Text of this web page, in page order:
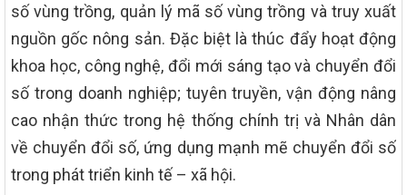
số vùng trồng, quản lý mã số vùng trồng và truy xuất
nguồn gốc nông sản. Đặc biệt là thúc đẩy hoạt động
khoa học, công nghệ, đổi mới sáng tạo và chuyển đổi
số trong doanh nghiệp; tuyên truyền, vận động nâng
cao nhận thức trong hệ thống chính trị và Nhân dân
về chuyển đổi số, ứng dụng mạnh mẽ chuyển đổi số
trong phát triển kinh tế – xã hội.